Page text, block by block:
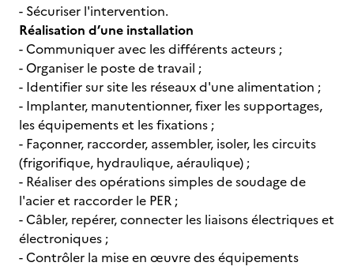
- Sécuriser l'intervention.
Réalisation d’une installation
- Communiquer avec les différents acteurs ;
- Organiser le poste de travail ;
- Identifier sur site les réseaux d'une alimentation ;
- Implanter, manutentionner, fixer les supportages,
les équipements et les fixations ;
- Façonner, raccorder, assembler, isoler, les circuits
(frigorifique, hydraulique, aéraulique) ;
- Réaliser des opérations simples de soudage de
l'acier et raccorder le PER ;
- Câbler, repérer, connecter les liaisons électriques et
électroniques ;
- Contrôler la mise en œuvre des équipements